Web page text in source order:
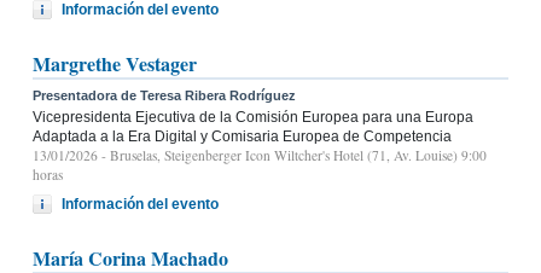
Información del evento
Margrethe Vestager
Presentadora de Teresa Ribera Rodríguez
Vicepresidenta Ejecutiva de la Comisión Europea para una Europa
Adaptada a la Era Digital y Comisaria Europea de Competencia
13/01/2026 - Bruselas, Steigenberger Icon Wiltcher's Hotel (71, Av. Louise) 9:00
horas
Información del evento
María Corina Machado